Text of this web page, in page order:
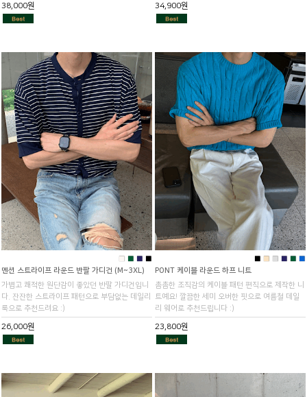
38,000원 34,900원
■ ■ ■ ■
멘션 스트라이프 라운드 반팔 가디건 (M~3XL)
가볍고 쾌적한 원단감이 좋았던 반팔 가디건입니
다. 잔잔한 스트라이프 패턴으로 부담없는 데일리
룩으로 추천드려요 :)
26,000원
■ ■ ■ ■ ■ ■
PONT 케이블 라운드 하프 니트
촘촘한 조직감의 케이블 패턴 편직으로 제작한 니
트예요! 깔끔한 세미 오버한 핏으로 여름철 데일
리 웨어로 추천드립니다 :)
23,800원